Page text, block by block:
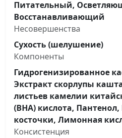
Питательный,
Восстанавливающий
Несовершенства
Сухость (шелушение)
Компоненты
Гидрогенизированное
Экстракт скорлупы
листьев камелии
(ВНА) кислота,
косточки, Лимонная
Консистенция